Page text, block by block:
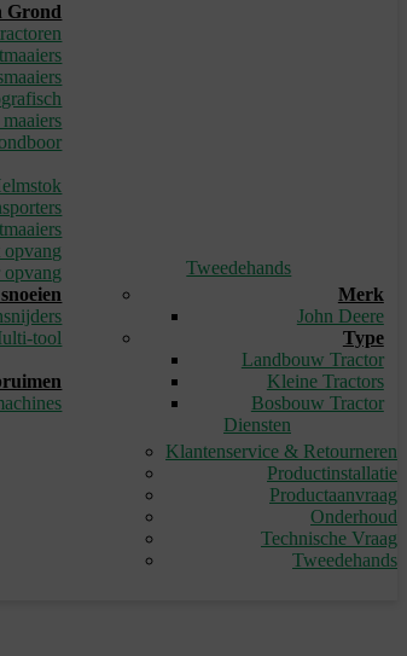
Grond
opvang
opvang
tool
Tweedehands
Merk
John Deere
Type
Landbouw Tractor
Kleine Tractors
Bosbouw Tractor
Diensten
Klantenservice & Retourneren
Productinstallatie
Productaanvraag
Onderhoud
Technische Vraag
Tweedehands